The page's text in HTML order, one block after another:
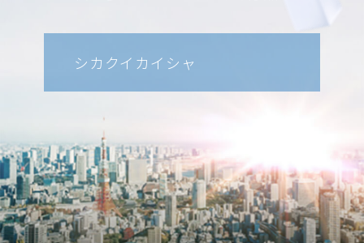
シカクイカイシャ